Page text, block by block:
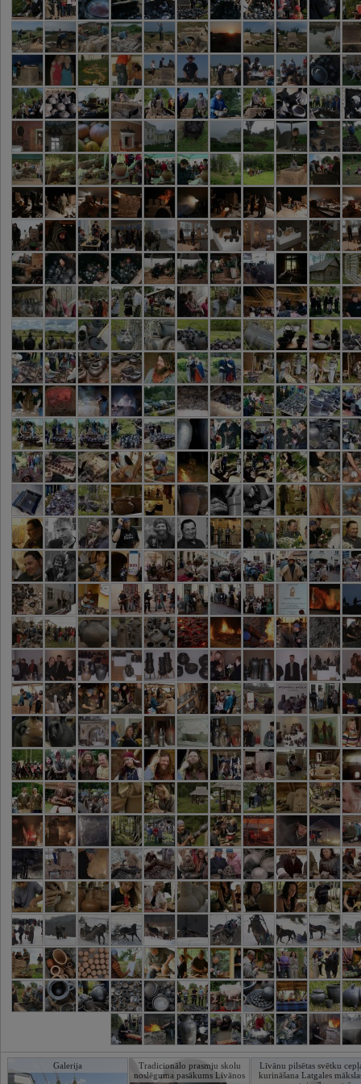
Galerija
Tradicionālo prasmju skolu
noslēguma pasākums Līvānos
Līvānu pilsētas svētku
kurināšana Latgales